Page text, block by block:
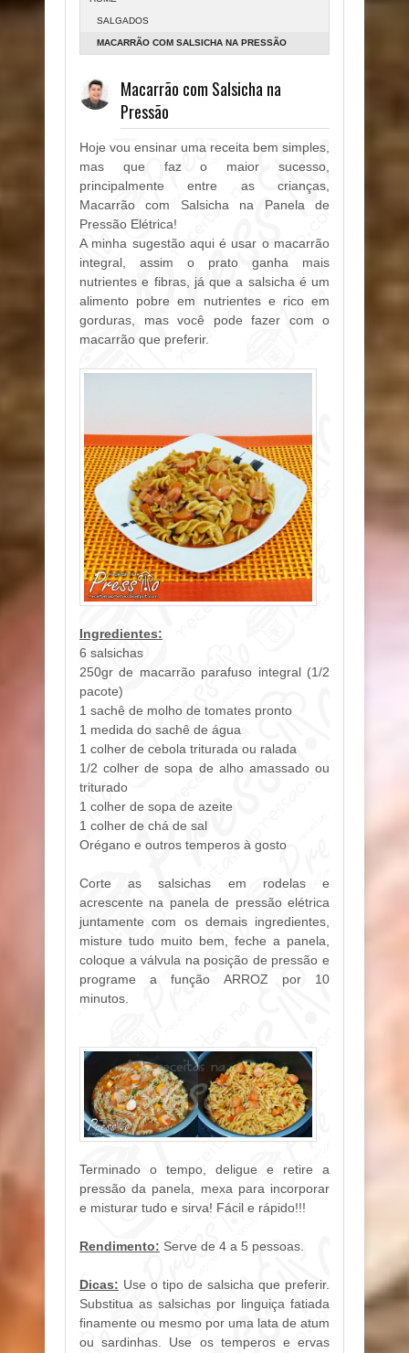
SALGADOS
MACARRÃO COM SALSICHA NA PRESSÃO
Macarrão com Salsicha na
Pressão
Hoje vou ensinar uma receita bem simples,
mas que faz o maior sucesso,
principalmente entre as crianças,
Macarrão com Salsicha na Panela de
Pressão Elétrica!
A minha sugestão aqui é usar o macarrão
integral, assim o prato ganha mais
nutrientes e fibras, já que a salsicha é um
alimento pobre em nutrientes e rico em
gorduras, mas você pode fazer com o
macarrão que preferir.
Ingredientes:
6 salsichas
250gr de macarrão parafuso integral (1/2
pacote)
1 sachê de molho de tomates pronto
1 medida do sachê de água
1 colher de cebola triturada ou ralada
1/2 colher de sopa de alho amassado ou
triturado
1 colher de sopa de azeite
1 colher de chá de sal
Orégano e outros temperos à gosto
Corte as salsichas em rodelas e
acrescente na panela de pressão elétrica
juntamente com os demais ingredientes,
misture tudo muito bem, feche a panela,
coloque a válvula na posição de pressão e
programe a função ARROZ por 10
minutos.
Terminado o tempo, deligue e retire a
pressão da panela, mexa para incorporar
e misturar tudo e sirva! Fácil e rápido!!!
Rendimento: Serve de 4 a 5 pessoas.
Dicas: Use o tipo de salsicha que preferir.
Substitua as salsichas por linguiça fatiada
finamente ou mesmo por uma lata de atum
ou sardinhas. Use os temperos e ervas